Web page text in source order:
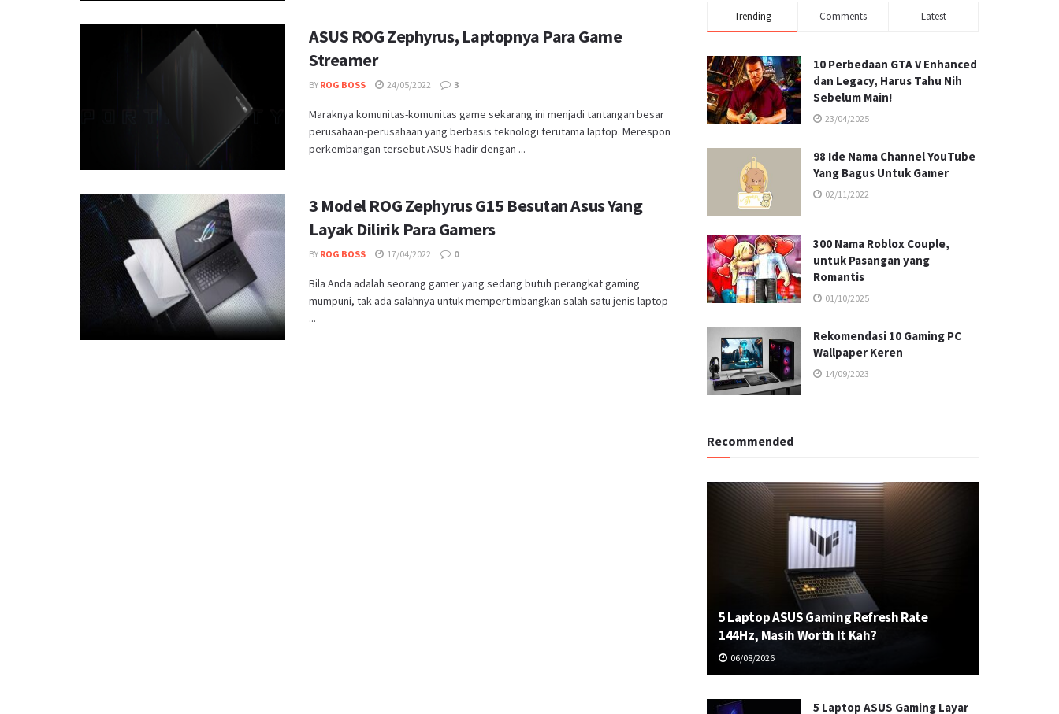
ASUS ROG Zephyrus, Laptopnya Para Game
Streamer
BY ROG BOSS 24/05/2022 3
Maraknya komunitas-komunitas game sekarang ini menjadi tantangan besar
perusahaan-perusahaan yang berbasis teknologi terutama laptop. Merespon
perkembangan tersebut ASUS hadir dengan ...
3 Model ROG Zephyrus G15 Besutan Asus Yang
Layak Dilirik Para Gamers
BY ROG BOSS 17/04/2022 0
Bila Anda adalah seorang gamer yang sedang butuh perangkat gaming
mumpuni, tak ada salahnya untuk mempertimbangkan salah satu jenis laptop
...
Trending Comments Latest
10 Perbedaan GTA V Enhanced
dan Legacy, Harus Tahu Nih
Sebelum Main!
23/04/2025
98 Ide Nama Channel YouTube
Yang Bagus Untuk Gamer
02/11/2022
300 Nama Roblox Couple,
untuk Pasangan yang
Romantis
01/10/2025
Rekomendasi 10 Gaming PC
Wallpaper Keren
14/09/2023
Recommended
5 Laptop ASUS Gaming Refresh Rate
144Hz, Masih Worth It Kah?
06/08/2026
5 Laptop ASUS Gaming Layar